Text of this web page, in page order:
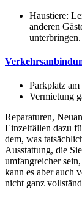
Haustiere:
anderen
unterbringen.
Parkplatz am
Vermietung
Reparaturen,
Einzelfällen dazu
dem, was
Ausstattung, die
umfangreicher
kann es aber auch
nicht ganz